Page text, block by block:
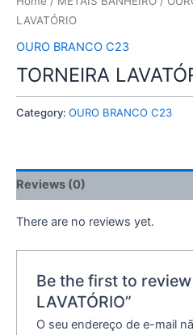
LAVATÓRIO
OURO BRANCO C23
TORNEIRA
Category: OURO BRANCO C23
Reviews (0)
There are no reviews yet.
Be the first to review
LAVATÓRIO”
O seu endereço de e-mail